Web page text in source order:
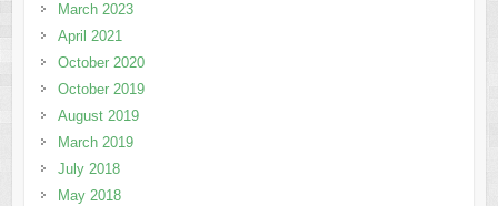
March 2023
April 2021
October 2020
October 2019
August 2019
March 2019
July 2018
May 2018